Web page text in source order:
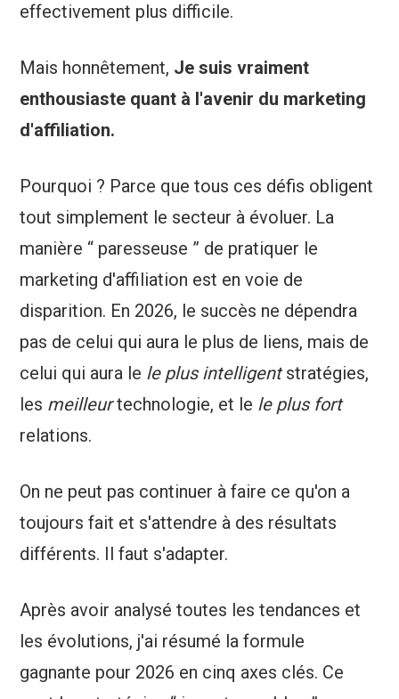
effectivement plus difficile.
Mais honnêtement, Je suis vraiment
enthousiaste quant à l'avenir du marketing
d'affiliation.
Pourquoi ? Parce que tous ces défis obligent
tout simplement le secteur à évoluer. La
manière “ paresseuse ” de pratiquer le
marketing d'affiliation est en voie de
disparition. En 2026, le succès ne dépendra
pas de celui qui aura le plus de liens, mais de
celui qui aura le le plus intelligentstratégies,
les meilleurtechnologie, et le le plus fort
relations.
On ne peut pas continuer à faire ce qu'on a
toujours fait et s'attendre à des résultats
différents. Il faut s'adapter.
Après avoir analysé toutes les tendances et
les évolutions, j'ai résumé la formule
gagnante pour 2026 en cinq axes clés. Ce